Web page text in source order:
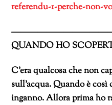
referendu-1-perche-non-
————————————
QUANDO HO
C’era qualcosa che non
sull’acqua. Quando è così
inganno. Allora prima ho